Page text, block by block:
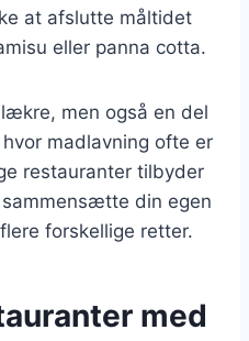
at afslutte måltidet
eller panna cotta.
men også en del
madlavning ofte er
restauranter tilbyder
din egen
forskellige retter.
med